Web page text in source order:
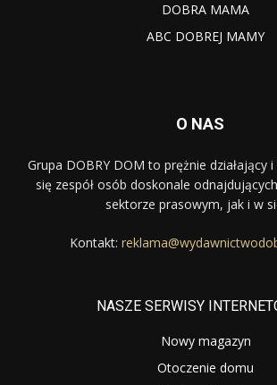
DOBRA MAMA
ABC DOBREJ MAMY
O NAS
Grupa DOBRY DOM to prężnie działający
się zespół osób doskonale
sektorze prasowym, jak i w
Kontakt:
NASZE SERWISY
Nowy magazyn
Otoczenie domu